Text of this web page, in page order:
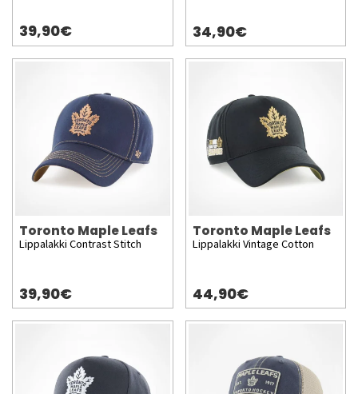
39,90€ 34,90€
Toronto Maple Leafs
Lippalakki Contrast Stitch
39,90€
Toronto Maple Leafs
Lippalakki Vintage Cotton
44,90€